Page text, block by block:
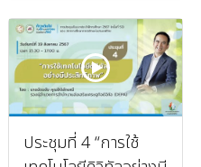
ประชุมที่ 4 “การใช้